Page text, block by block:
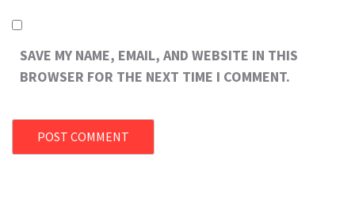
SAVE MY NAME, EMAIL, AND WEBSITE IN THIS
BROWSER FOR THE NEXT TIME I COMMENT.